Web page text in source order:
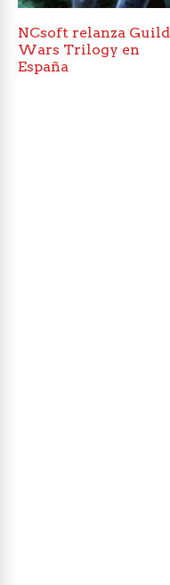
NCsoft relanza Guild
Wars Trilogy en
España